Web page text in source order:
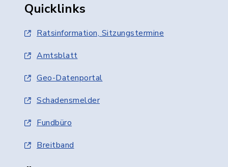
Quicklinks
Ratsinformation, Sitzungstermine
Amtsblatt
Geo-Datenportal
Schadensmelder
Fundbüro
Breitband